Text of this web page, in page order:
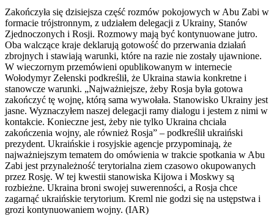
Zakończyła się dzisiejsza część rozmów pokojowych w Abu Zabi w
formacie trójstronnym, z udziałem delegacji z Ukrainy, Stanów
Zjednoczonych i Rosji. Rozmowy mają być kontynuowane jutro.
Oba walczące kraje deklarują gotowość do przerwania działań
zbrojnych i stawiają warunki, które na razie nie zostały ujawnione.
W wieczornym przemówieni opublikowanym w internecie
Wołodymyr Zełenski podkreślił, że Ukraina stawia konkretne i
stanowcze warunki. „Najważniejsze, żeby Rosja była gotowa
zakończyć tę wojnę, którą sama wywołała. Stanowisko Ukrainy jest
jasne. Wyznaczyłem naszej delegacji ramy dialogu i jestem z nimi w
kontakcie. Konieczne jest, żeby nie tylko Ukraina chciała
zakończenia wojny, ale również Rosja” – podkreślił ukraiński
prezydent. Ukraińskie i rosyjskie agencje przypominają, że
najważniejszym tematem do omówienia w trakcie spotkania w Abu
Zabi jest przynależność terytorialna ziem czasowo okupowanych
przez Rosję. W tej kwestii stanowiska Kijowa i Moskwy są
rozbieżne. Ukraina broni swojej suwerenności, a Rosja chce
zagarnąć ukraińskie terytorium. Kreml nie godzi się na ustępstwa i
grozi kontynuowaniem wojny. (IAR)